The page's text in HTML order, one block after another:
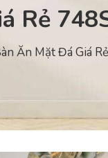
Rẻ
Ăn Mặt Đá Giá